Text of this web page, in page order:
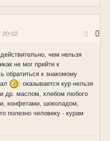
20:02
чем нельзя
не мог прийти к
обратиться к знакомому
: оказывается кур нельзя
др. маслом, хлебом любого
конфетами, шоколадом,
полезно человеку - курам